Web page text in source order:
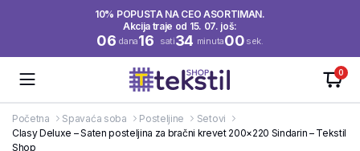
10% POPUSTA NA CEO ASORTIMAN.
Akcija traje od 15. 07. još:
06 dana16 sati33 minuta59 sek.
0
Početna Spavaća soba Posteljine
Setovi
Clasy Deluxe – Saten posteljina za bračni krevet 200×220 Sindarin – Tekstil
Shop